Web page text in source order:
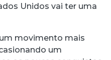
Unidos vai ter uma
movimento mais
um